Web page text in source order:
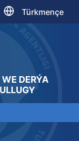
Türkmençe
DERÝA